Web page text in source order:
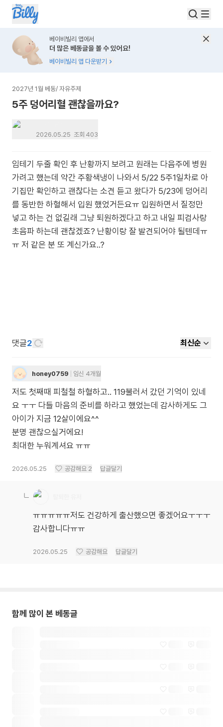
베이비빌리 앱에서
더 많은 베동글을 볼 수 있어요!
베이비빌리 앱 다운받기
2027년 1월 베동/ 자유주제
5주 덩어리혈 괜찮을까요?
2026.05.25 조회 403
임테기 두줄 확인 후 난황까지 보려고 원래는 다음주에 병원
가려고 했는데 약간 주황색냉이 나와서 5/22 5주1일차로 아
기집만 확인하고 괜찮다는 소견 듣고 왔다가 5/23에 덩어리
를 동반한 하혈해서 입원 했었거든요ㅠ 입원하면서 질정만
넣고 하는 건 없길래 그냥 퇴원하겠다고 하고 내일 피검사랑
초음파 하는데 괜찮겠죠? 난황이랑 잘 발견되어야 될텐데ㅠ
ㅠ 저 같은 분 또 계신가요..?
댓글2 최신순
honey0759 임신 4개월
저도 첫째때 피철철 하혈하고.. 119불러서 갔던 기억이 있네
요 ㅜㅜ 다들 마음의 준비를 하라고 했었는데 감사하게도 그
아이가 지금 12살이에요^^
분명 괜찮으실거에요!
최대한 누워계셔요 ㅠㅠ
2026.05.25 공감해요 2 답글달기
ㅠㅠㅠㅠㅠ저도 건강하게 출산했으면 좋겠어요ㅜㅜㅜ
감사합니다ㅠㅠ
2026.05.25 공감해요 답글달기
함께 많이 본 베동글